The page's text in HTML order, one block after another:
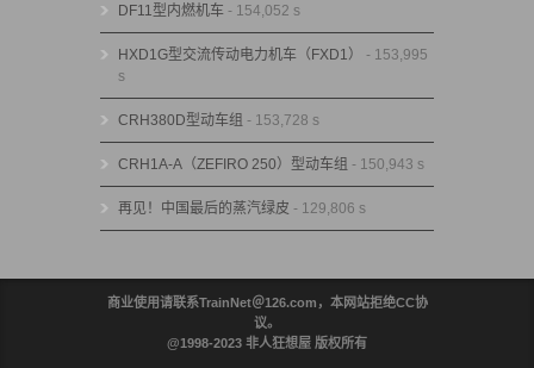
DF11型内燃机车 - 154,052 s
HXD1G型交流传动电力机车（FXD1）
- 153,995
s
CRH380D型动车组 - 153,728 s
CRH1A-A（ZEFIRO 250）型动车组 - 150,943 s
再见！中国最后的蒸汽绿皮 - 129,806 s
商业使用请联系TrainNet＠126.com，本网站拒绝CC协
议。
@1998-2023 非人狂想屋 版权所有